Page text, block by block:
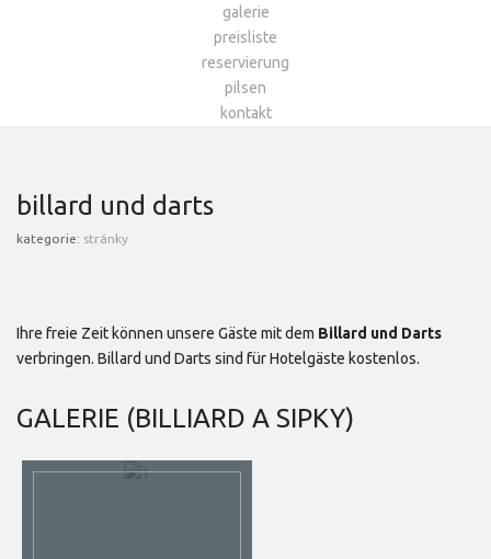
galerie
preisliste
reservierung
pilsen
kontakt
billard und darts
kategorie: stránky
Ihre freie Zeit können unsere Gäste mit dem Billard und Darts
verbringen. Billard und Darts sind für Hotelgäste kostenlos.
GALERIE (BILLIARD A SIPKY)